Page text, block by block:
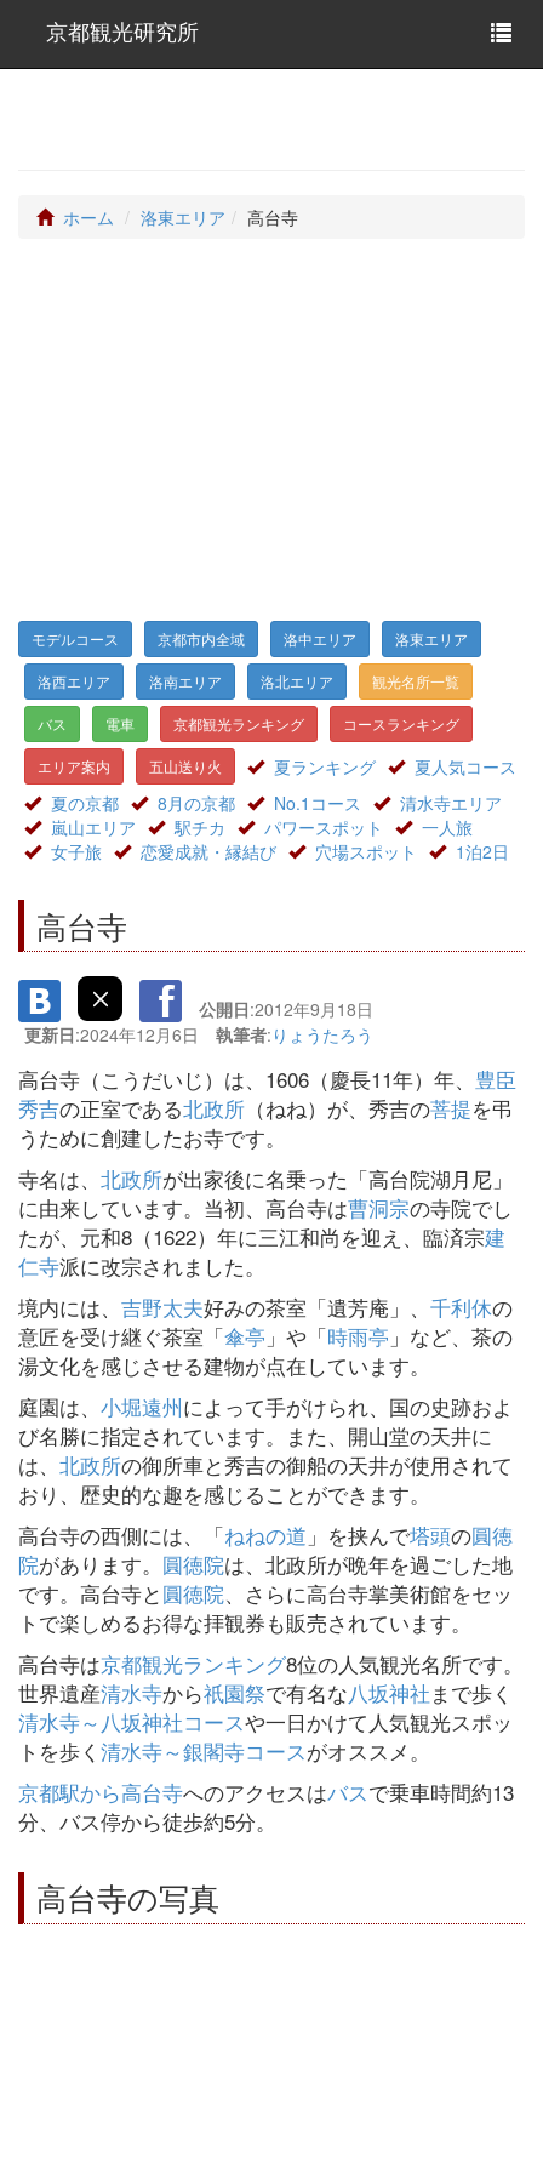
京都観光研究所
ホーム 洛東エリア 高台寺
モデルコース 京都市内全域 洛中エリア 洛東エリア
洛西エリア 洛南エリア 洛北エリア 観光名所一覧
バス 電車 京都観光ランキング コースランキング
エリア案内 五山送り火 夏ランキング
夏人気コース
夏の京都
8月の京都 No.1コース
清水寺エリア
嵐山エリア
駅チカ パワースポット
一人旅
女子旅
恋愛成就・縁結び 穴場スポット 1泊2日
高台寺
公開日:2012年9月18日
更新日:2024年12月6日 執筆者: りょうたろう
高台寺（こうだいじ）は、1606（慶長11年）年、 豊臣
秀吉の正室である北政所 （ねね）が、秀吉の菩提を弔
うために創建したお寺です。
寺名は、 北政所が出家後に名乗った「高台院湖月尼」
に由来しています。当初、高台寺は曹洞宗の寺院でし
たが、元和8（1622）年に三江和尚を迎え、臨済宗建
仁寺派に改宗されました。
境内には、 吉野太夫好みの茶室「遺芳庵」、 千利休の
意匠を受け継ぐ茶室「傘亭 」や「時雨亭 」など、茶の
湯文化を感じさせる建物が点在しています。
庭園は、 小堀遠州によって手がけられ、国の史跡およ
び名勝に指定されています。また、開山堂の天井に
は、 北政所の御所車と秀吉の御船の天井が使用されて
おり、歴史的な趣を感じることができます。
高台寺の西側には、「ねねの道 」を挟んで塔頭の圓徳
院があります。 圓徳院は、北政所が晩年を過ごした地
です。高台寺と圓徳院、さらに高台寺掌美術館をセッ
トで楽しめるお得な拝観券も販売されています。
高台寺は京都観光ランキング8位の人気観光名所です。
世界遺産清水寺から祇園祭で有名な八坂神社まで歩く
清水寺～八坂神社コースや一日かけて人気観光スポッ
トを歩く 清水寺～銀閣寺コースがオススメ。
京都駅から高台寺へのアクセスはバスで乗車時間約13
分、バス停から徒歩約5分。
高台寺の写真